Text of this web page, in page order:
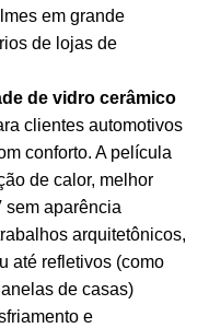
em grande
de lojas de
de vidro cerâmico
clientes automotivos
conforto. A película
de calor, melhor
sem aparência
arquitetônicos,
até refletivos (como
de casas)
e